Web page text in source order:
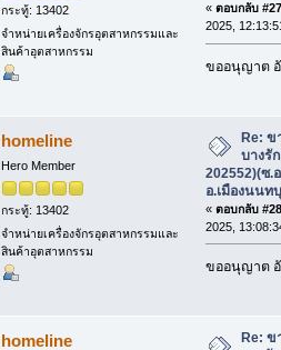
กระทู้: 13402
จำหน่ายเครื่องจักรอุตสาหกรรมและ
สินค้าอุตสาหกรรม
« ตอบกลับ
2025,
ขออนุญาต
homeline
Hero Member
กระทู้: 13402
จำหน่ายเครื่องจักรอุตสาหกรรมและ
สินค้าอุตสาหกรรม
Re: ข
บางรั
202552)(ซ.
อ.เมืองนนท
« ตอบกลับ
2025,
ขออนุญาต
homeline
Re: ข